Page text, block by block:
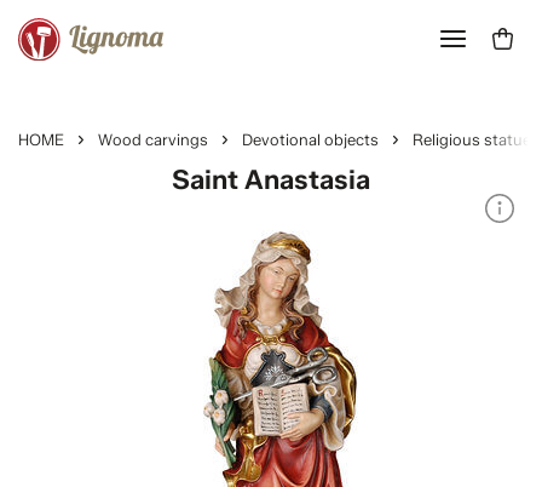
HOME Wood carvings Devotional objects Religious statues
Saint Anastasia